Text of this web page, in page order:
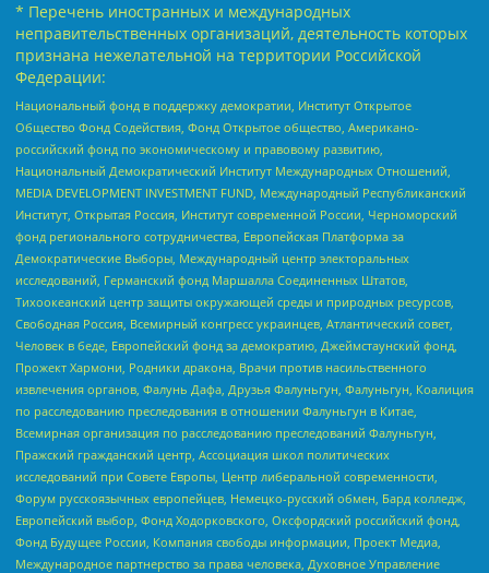
* Перечень иностранных и международных
неправительственных организаций, деятельность которых
признана нежелательной на территории Российской
Федерации:
Национальный фонд в поддержку демократии, Институт Открытое
Общество Фонд Содействия, Фонд Открытое общество, Американо-
российский фонд по экономическому и правовому развитию,
Национальный Демократический Институт Международных Отношений,
MEDIA DEVELOPMENT INVESTMENT FUND, Международный Республиканский
Институт, Открытая Россия, Институт современной России, Черноморский
фонд регионального сотрудничества, Европейская Платформа за
Демократические Выборы, Международный центр электоральных
исследований, Германский фонд Маршалла Соединенных Штатов,
Тихоокеанский центр защиты окружающей среды и природных ресурсов,
Свободная Россия, Всемирный конгресс украинцев, Атлантический совет,
Человек в беде, Европейский фонд за демократию, Джеймстаунский фонд,
Прожект Хармони, Родники дракона, Врачи против насильственного
извлечения органов, Фалунь Дафа, Друзья Фалуньгун, Фалуньгун, Коалиция
по расследованию преследования в отношении Фалуньгун в Китае,
Всемирная организация по расследованию преследований Фалуньгун,
Пражский гражданский центр, Ассоциация школ политических
исследований при Совете Европы, Центр либеральной современности,
Форум русскоязычных европейцев, Немецко-русский обмен, Бард колледж,
Европейский выбор, Фонд Ходорковского, Оксфордский российский фонд,
Фонд Будущее России, Компания свободы информации, Проект Медиа,
Международное партнерство за права человека, Духовное Управление